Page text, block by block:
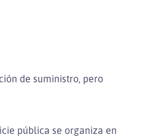
de suministro, pero
pública se organiza en